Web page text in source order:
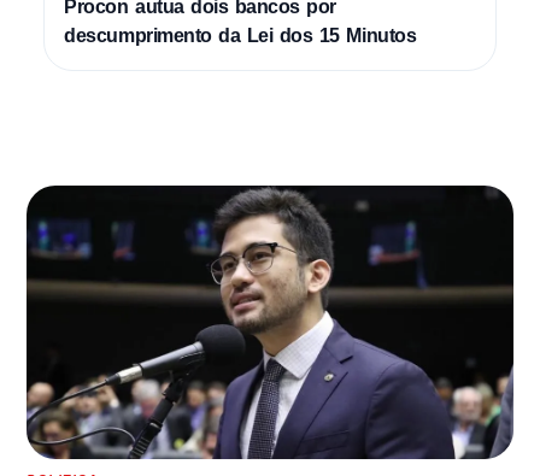
Procon autua dois bancos por
descumprimento da Lei dos 15 Minutos